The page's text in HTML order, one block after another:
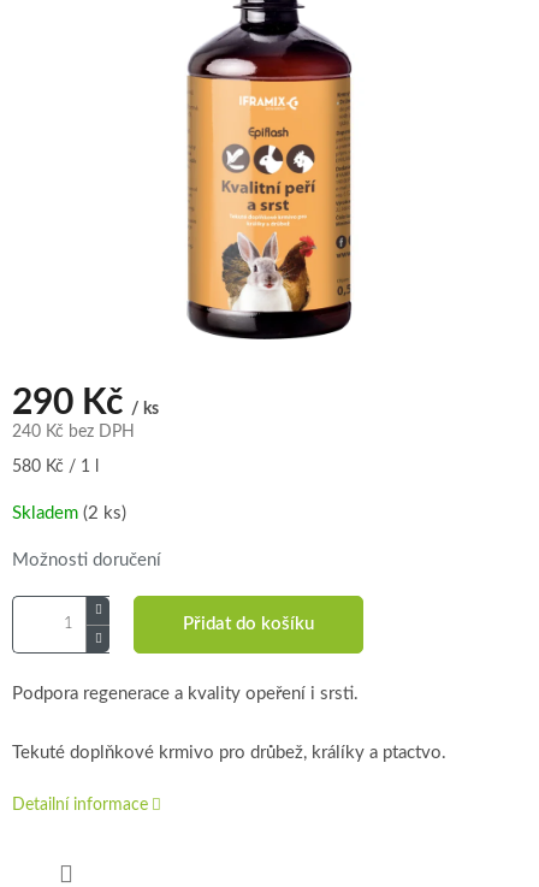
hvězdiček.
290 Kč / ks
240 Kč bez DPH
Měrná
580 Kč / 1 l
Skladem (2 ks)
Možnosti doručení
Přidat do košíku
Podpora regenerace a kvality opeření i srsti.
Tekuté doplňkové krmivo pro drůbež, králíky a ptactvo.
Detailní informace